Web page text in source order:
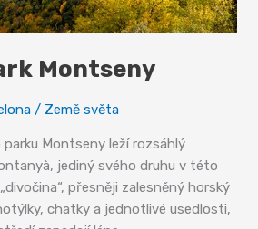
Montseny
/ Země světa
Montseny leží rozsáhlý
jediný svého druhu v této
přesněji zalesněný horský
chatky a jednotlivé usedlosti,